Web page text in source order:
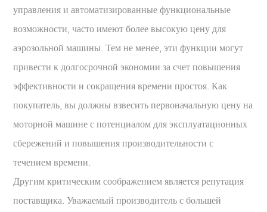
управления и автоматизированные функциональные
возможности, часто имеют более высокую цену для
аэрозольной машины. Тем не менее, эти функции могут
привести к долгосрочной экономии за счет повышения
эффективности и сокращения времени простоя. Как
покупатель, вы должны взвесить первоначальную цену на
моторной машине с потенциалом для эксплуатационных
сбережений и повышения производительности с
течением времени.
Другим критическим соображением является репутация
поставщика. Уважаемый производитель с большей